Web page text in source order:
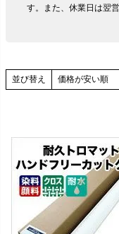
す。
また、休業日は翌
並び替え 価格が安い順